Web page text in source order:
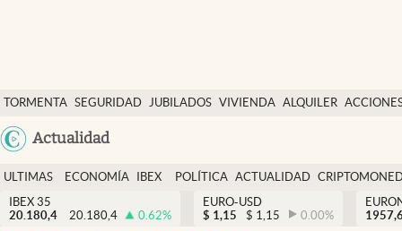
TORMENTA SEGURIDAD JUBILADOS VIVIENDA ALQUILER
USA
Actualidad
Economía y finanzas
Política
Actualidad
Criptomonedas
ULTIMAS
NOTICIAS
ECONOMÍA
FINANZAS
IBEX
EURO
POLÍTICA ACTUALIDAD
IBEX 35
20.180,4
20.180,4 0.62%
EURO-USD
$ 1,15 $ 1,15 0.00%